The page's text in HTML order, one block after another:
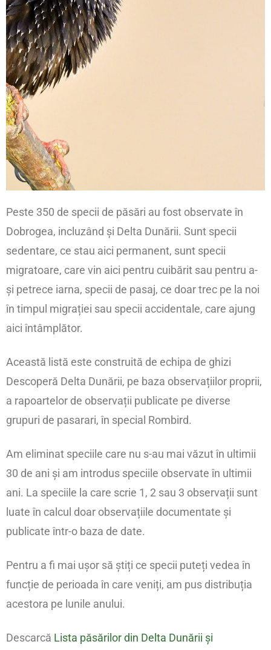
Peste 350 de specii de păsări au fost observate în
Dobrogea, incluzând și Delta Dunării. Sunt specii
sedentare, ce stau aici permanent, sunt specii
migratoare, care vin aici pentru cuibărit sau pentru a-
și petrece iarna, specii de pasaj, ce doar trec pe la noi
în timpul migrației sau specii accidentale, care ajung
aici întâmplător.
Această listă este construită de echipa de ghizi
Descoperă Delta Dunării, pe baza observațiilor proprii,
a rapoartelor de observații publicate pe diverse
grupuri de pasarari, în special Rombird.
Am eliminat speciile care nu s-au mai văzut în ultimii
30 de ani și am introdus speciile observate în ultimii
ani. La speciile la care scrie 1, 2 sau 3 observații sunt
luate în calcul doar observațiile documentate și
publicate într-o baza de date.
Pentru a fi mai ușor să știți ce specii puteți vedea în
funcție de perioada în care veniți, am pus distribuția
acestora pe lunile anului.
Descarcă Lista păsărilor din Delta Dunării și